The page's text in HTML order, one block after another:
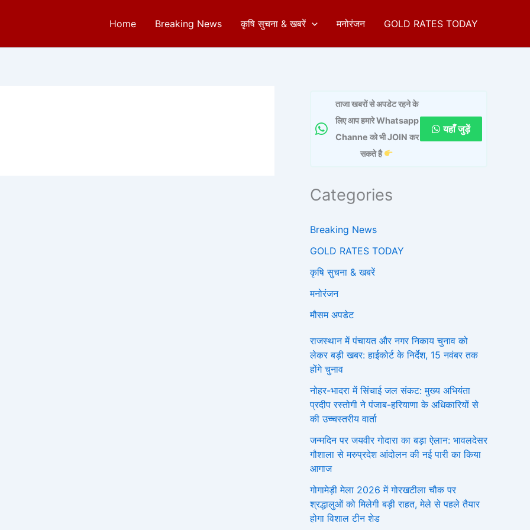
Home Breaking News कृषि सुचना & खबरें मनोरंजन GOLD RATES TODAY
ताजा खबरों से अपडेट रहने के
लिए आप हमारे Whatsapp
Channe को भी JOIN कर
सकते है
यहाँ जुड़ें
Categories
Breaking News
GOLD RATES TODAY
कृषि सुचना & खबरें
मनोरंजन
मौसम अपडेट
राजस्थान में पंचायत और नगर निकाय चुनाव को
लेकर बड़ी खबर: हाईकोर्ट के निर्देश, 15 नवंबर तक
होंगे चुनाव
नोहर-भादरा में सिंचाई जल संकट: मुख्य अभियंता
प्रदीप रस्तोगी ने पंजाब-हरियाणा के अधिकारियों से
की उच्चस्तरीय वार्ता
जन्मदिन पर जयवीर गोदारा का बड़ा ऐलान: भावलदेसर
गौशाला से मरुप्रदेश आंदोलन की नई पारी का किया
आगाज
गोगामेड़ी मेला 2026 में गोरखटीला चौक पर
श्रद्धालुओं को मिलेगी बड़ी राहत, मेले से पहले तैयार
होगा विशाल टीन शेड